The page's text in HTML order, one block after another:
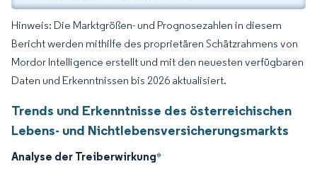
Hinweis: Die Marktgrößen- und Prognosezahlen in diesem
Bericht werden mithilfe des proprietären Schätzrahmens von
Mordor Intelligence erstellt und mit den neuesten verfügbaren
Daten und Erkenntnissen bis 2026 aktualisiert.
Trends und Erkenntnisse des österreichischen
Lebens- und Nichtlebensversicherungsmarkts
Analyse der Treiberwirkung*